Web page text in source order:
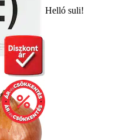
Helló suli!